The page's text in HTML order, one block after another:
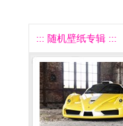
::: 随机壁纸专辑 :::